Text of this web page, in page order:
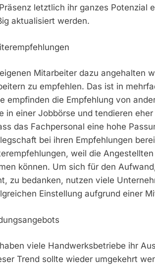
letztlich ihr ganzes Potenzial
aktualisiert werden.
Mitarbeiter dazu angehalten
zu empfehlen. Das ist in
empfinden die Empfehlung von
in einer Jobbörse und tendieren
das Fachpersonal eine hohe
bei ihren Empfehlungen
weil die
können. Um sich für den
zu bedanken, nutzen viele
Einstellung aufgrund einer
viele Handwerksbetriebe ihr
Trend sollte wieder umgekehrt